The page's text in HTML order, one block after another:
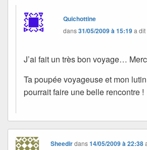
Quichottine
dans31/05/2009 à 15:19a dit
J’ai fait un très bon voyage…
Ta poupée voyageuse et mon
pourrait faire une belle rencontre !
Sheedirdans14/05/2009 à 22:38